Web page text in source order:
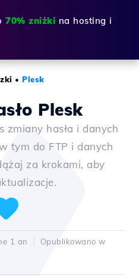
70% zniżki na hosting i
•Plesk
Plesk
zmiany hasła i danych
tym do FTP i danych
za krokami, aby
1 an
Opublikowano w